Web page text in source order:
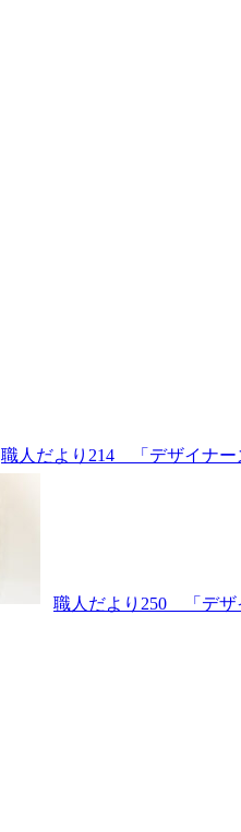
職人だより214 「デザイナ
職人だより250 「デザ